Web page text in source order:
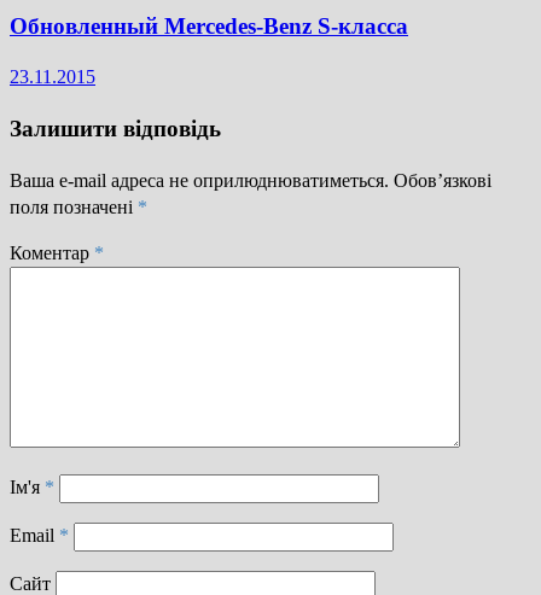
Обновленный Mercedes-Benz S-класса
23.11.2015
Залишити відповідь
Ваша e-mail адреса не оприлюднюватиметься. Обов’язкові
поля позначені *
Коментар *
Ім'я *
Email *
Сайт